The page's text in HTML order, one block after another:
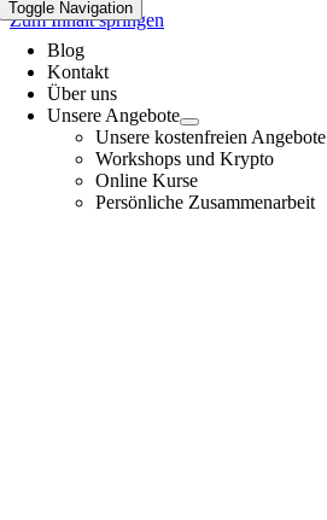
Zum Inhalt springen
Toggle Navigation
Blog
Kontakt
Über uns
Unsere Angebote
Unsere kostenfreien Angebote
Workshops und Krypto
Online Kurse
Persönliche Zusammenarbeit